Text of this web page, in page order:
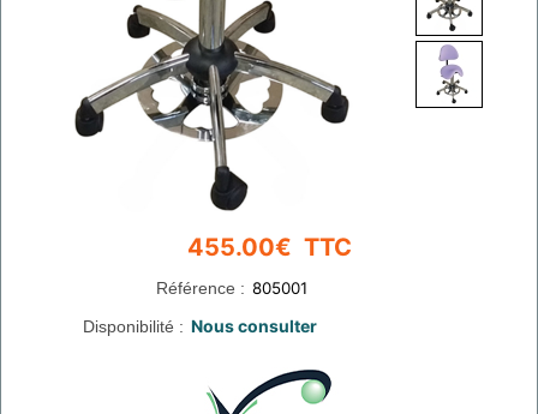
Référence :
Disponibilité :